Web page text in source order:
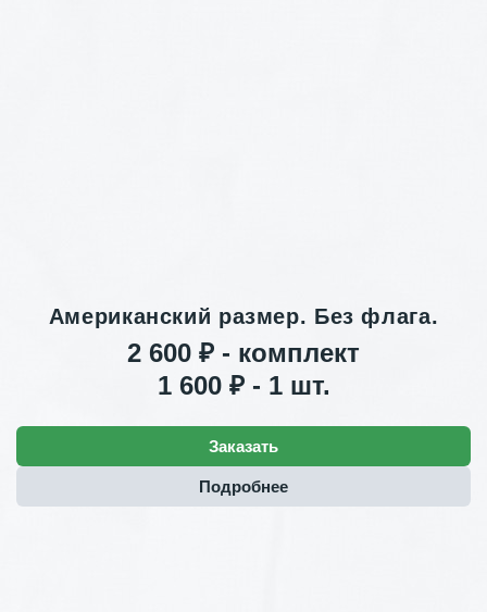
Американский размер. Без флага.
2 600 ₽ - комплект
1 600 ₽ - 1 шт.
Заказать
Подробнее